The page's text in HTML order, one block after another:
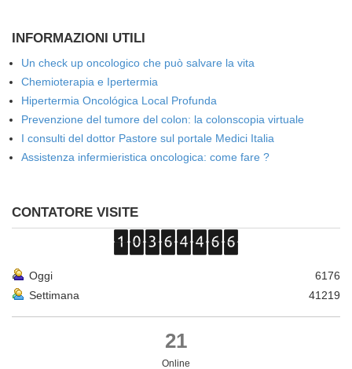
INFORMAZIONI UTILI
Un check up oncologico che può salvare la vita
Chemioterapia e Ipertermia
Hipertermia Oncológica Local Profunda
Prevenzione del tumore del colon: la colonscopia virtuale
I consulti del dottor Pastore sul portale Medici Italia
Assistenza infermieristica oncologica: come fare ?
CONTATORE VISITE
Oggi
6176
Settimana
41219
21
Online